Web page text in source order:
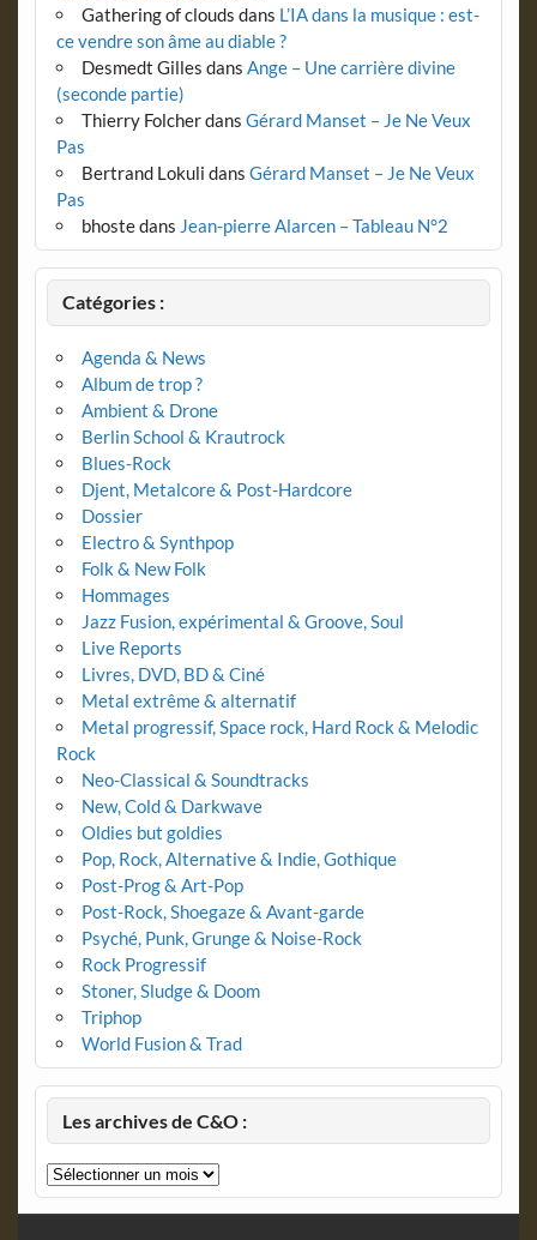
Gathering of clouds dans L’IA dans la musique : est-
ce vendre son âme au diable ?
Desmedt Gilles dans Ange – Une carrière divine
(seconde partie)
Thierry Folcherdans Gérard Manset – Je Ne Veux
Pas
Bertrand Lokuli dans Gérard Manset – Je Ne Veux
Pas
bhostedans Jean-pierre Alarcen – Tableau N°2
Catégories :
Agenda & News
Album de trop ?
Ambient & Drone
Berlin School & Krautrock
Blues-Rock
Djent, Metalcore & Post-Hardcore
Dossier
Electro & Synthpop
Folk & New Folk
Hommages
Jazz Fusion, expérimental & Groove, Soul
Live Reports
Livres, DVD, BD & Ciné
Metal extrême & alternatif
Metal progressif, Space rock, Hard Rock & Melodic
Rock
Neo-Classical & Soundtracks
New, Cold & Darkwave
Oldies but goldies
Pop, Rock, Alternative & Indie, Gothique
Post-Prog & Art-Pop
Post-Rock, Shoegaze & Avant-garde
Psyché, Punk, Grunge & Noise-Rock
Rock Progressif
Stoner, Sludge & Doom
Triphop
World Fusion & Trad
Les archives de C&O :
Les
archives